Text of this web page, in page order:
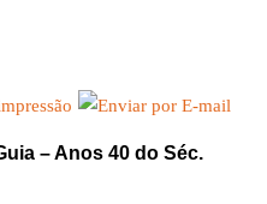
– Anos 40 do Séc.